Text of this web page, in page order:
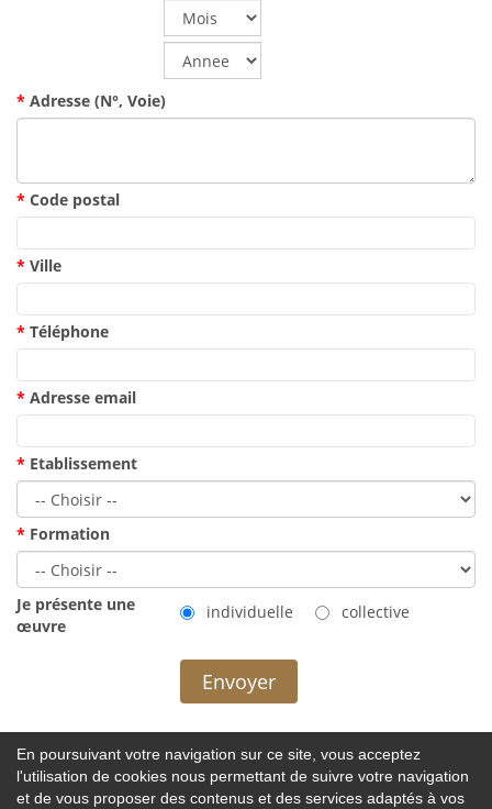
Adresse (N°, Voie)
Code postal
Ville
Téléphone
Adresse email
Etablissement
Formation
Je présente une
œuvre
individuelle collective
En poursuivant votre navigation sur ce site, vous acceptez
l'utilisation de cookies nous permettant de suivre votre navigation
et de vous proposer des contenus et des services adaptés à vos